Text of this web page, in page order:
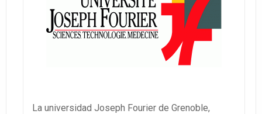
La universidad Joseph Fourier de Grenoble,